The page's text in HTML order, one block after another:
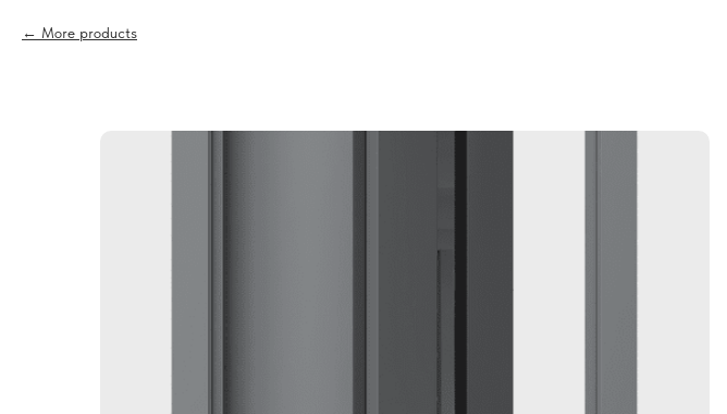
More products